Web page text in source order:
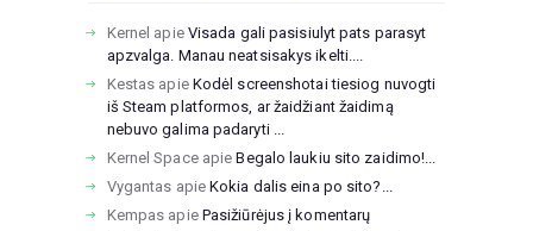
Kernel apie Visada gali pasisiulyt pats parasyt
apzvalga. Manau neatsisakys ikelti....
Kestas apie Kodėl screenshotai tiesiog nuvogti
iš Steam platformos, ar žaidžiant žaidimą
nebuvo galima padaryti ...
Kernel SpaceapieBegalo laukiu sito zaidimo!...
Vygantas apieKokia dalis eina po sito?...
Kempas apie Pasižiūrėjus į komentarų